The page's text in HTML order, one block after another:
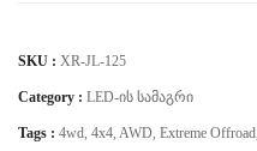
SKU : XR-JL-125
Category : LED-Ის Სამაგრი
Tags : 4wd 4x4 AWD Extreme Offroad